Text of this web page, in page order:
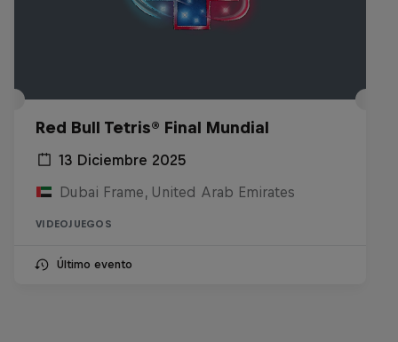
Red Bull Tetris® Final Mundial
13 Diciembre 2025
Dubai Frame, United Arab Emirates
VIDEOJUEGOS
Último evento